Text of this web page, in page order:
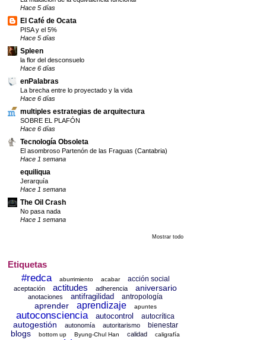
Hace 5 días
El Café de Ocata
PISA y el 5%
Hace 5 días
Spleen
la flor del desconsuelo
Hace 6 días
enPalabras
La brecha entre lo proyectado y la vida
Hace 6 días
multiples estrategias de arquitectura
SOBRE EL PLAFÓN
Hace 6 días
Tecnología Obsoleta
El asombroso Partenón de las Fraguas (Cantabria)
Hace 1 semana
equiliqua
Jerarquía
Hace 1 semana
The Oil Crash
No pasa nada
Hace 1 semana
Mostrar todo
Etiquetas
#redca aburrimiento acabar acción social
aceptación actitudes adherencia aniversario
anotaciones antifragilidad antropología
aprender aprendizaje apuntes
autoconsciencia autocontrol autocrítica
autogestión autonomía autoritarismo bienestar
blogs bottom up Byung-Chul Han calidad caligrafía